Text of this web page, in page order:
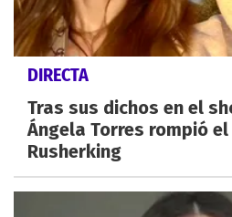
DIRECTA
Tras sus dichos en el
Ángela Torres rompió
Rusherking